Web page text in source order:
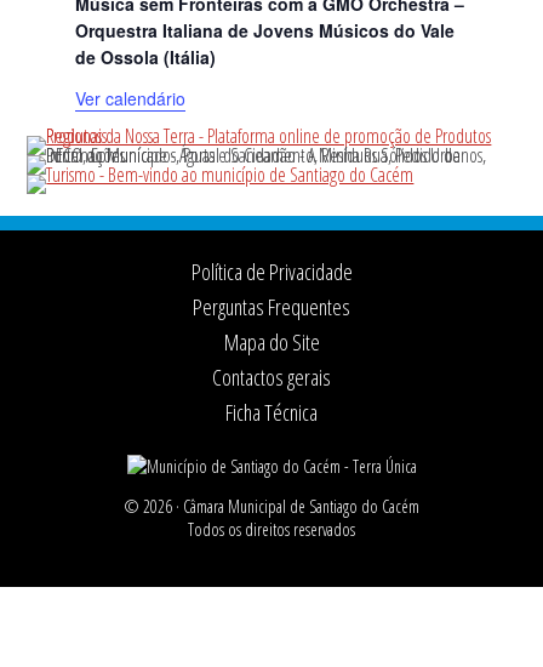
Orquestra Italiana de Jovens Músicos do Vale
de Ossola (Itália)
Ver calendário
Footer
Política de Privacidade
Perguntas Frequentes
Mapa do Site
Contactos gerais
Ficha Técnica
© 2026 · Câmara Municipal de Santiago do Cacém
Todos os direitos reservados